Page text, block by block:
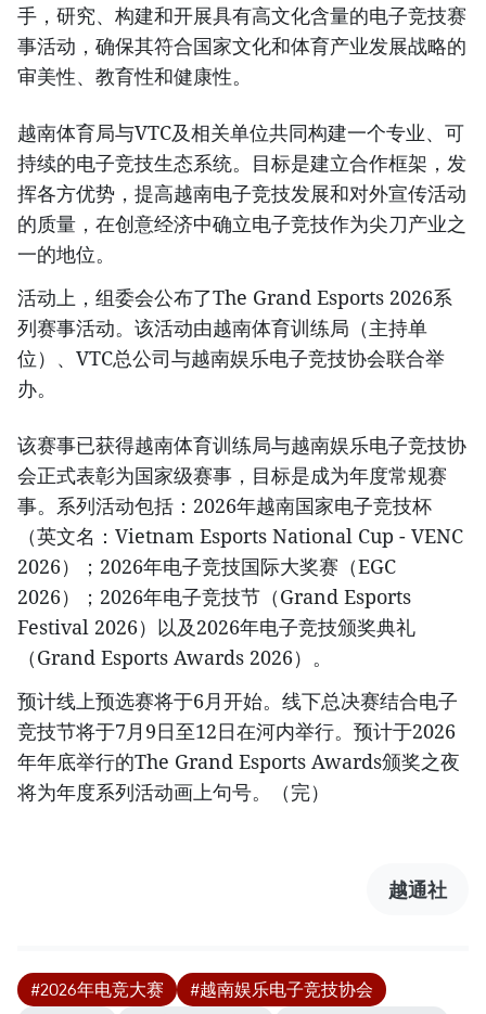
手，研究、构建和开展具有高文化含量的电子竞技赛
事活动，确保其符合国家文化和体育产业发展战略的
审美性、教育性和健康性。
越南体育局与VTC及相关单位共同构建一个专业、可
持续的电子竞技生态系统。目标是建立合作框架，发
挥各方优势，提高越南电子竞技发展和对外宣传活动
的质量，在创意经济中确立电子竞技作为尖刀产业之
一的地位。
活动上，组委会公布了The Grand Esports 2026系
列赛事活动。该活动由越南体育训练局（主持单
位）、VTC总公司与越南娱乐电子竞技协会联合举
办。
该赛事已获得越南体育训练局与越南娱乐电子竞技协
会正式表彰为国家级赛事，目标是成为年度常规赛
事。系列活动包括：2026年越南国家电子竞技杯
（英文名：Vietnam Esports National Cup - VENC
2026）；2026年电子竞技国际大奖赛（EGC
2026）；2026年电子竞技节（Grand Esports
Festival 2026）以及2026年电子竞技颁奖典礼
（Grand Esports Awards 2026）。
预计线上预选赛将于6月开始。线下总决赛结合电子
竞技节将于7月9日至12日在河内举行。预计于2026
年年底举行的The Grand Esports Awards颁奖之夜
将为年度系列活动画上句号。（完）
越通社
#2026年电竞大赛
#越南娱乐电子竞技协会